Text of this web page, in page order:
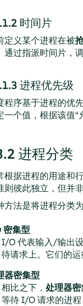
时间片
定义某个进程在被
通过指派时间片，
进程优先级
程序基于进程的优
一个值，根据该值“
进程分类
根据进程的用途和
则彼此独立，但并非
方法是将进程分类为
集型
I/O 代表输入/输出
待请求上。它们的
器密集型
相比之下， 处理器密
等待 I/O 请求的进程